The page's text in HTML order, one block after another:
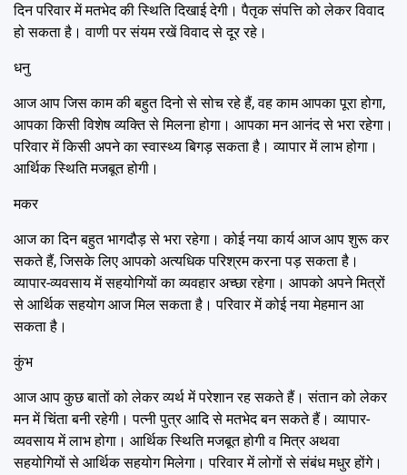
दिन परिवार में मतभेद की स्थिति दिखाई देगी। पैतृक संपत्ति को लेकर विवाद
हो सकता है। वाणी पर संयम रखें विवाद से दूर रहे।
धनु
आज आप जिस काम की बहुत दिनो से सोच रहे हैं, वह काम आपका पूरा होगा,
आपका किसी विशेष व्यक्ति से मिलना होगा। आपका मन आनंद से भरा रहेगा।
परिवार में किसी अपने का स्वास्थ्य बिगड़ सकता है। व्यापार में लाभ होगा।
आर्थिक स्थिति मजबूत होगी।
मकर
आज का दिन बहुत भागदौड़ से भरा रहेगा। कोई नया कार्य आज आप शुरू कर
सकते हैं, जिसके लिए आपको अत्यधिक परिश्रम करना पड़ सकता है।
व्यापार-व्यवसाय में सहयोगियों का व्यवहार अच्छा रहेगा। आपको अपने मित्रों
से आर्थिक सहयोग आज मिल सकता है। परिवार में कोई नया मेहमान आ
सकता है।
कुंभ
आज आप कुछ बातों को लेकर व्यर्थ में परेशान रह सकते हैं। संतान को लेकर
मन में चिंता बनी रहेगी। पत्नी पुत्र आदि से मतभेद बन सकते हैं। व्यापार-
व्यवसाय में लाभ होगा। आर्थिक स्थिति मजबूत होगी व मित्र अथवा
सहयोगियों से आर्थिक सहयोग मिलेगा। परिवार में लोगों से संबंध मधुर होंगे।